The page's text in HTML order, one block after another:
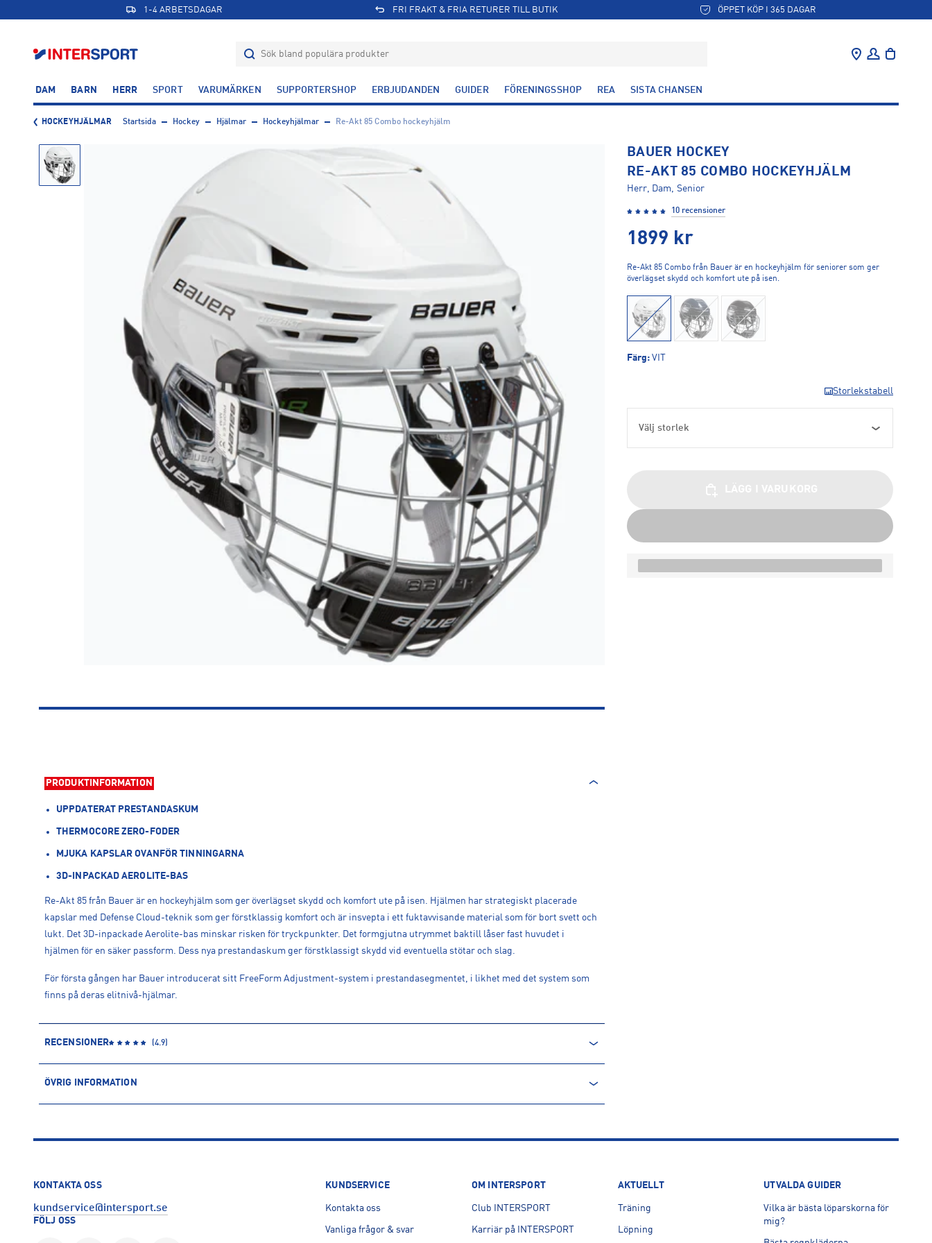
1-4 ARBETSDAGAR FRI FRAKT & FRIA RETURER TILL BUTIK ÖPPET KÖP I 365 DAGAR
DAM BARN HERR SPORT VARUMÄRKEN SUPPORTERSHOP ERBJUDANDEN GUIDER FÖRENINGSSHOP REA SISTA CHANSEN
HOCKEYHJÄLMAR Startsida Hockey Hjälmar Hockeyhjälmar Re-Akt 85 Combo hockeyhjälm
BAUER HOCKEY
RE-AKT 85 COMBO HOCKEYHJÄLM
Herr, Dam, Senior
10 recensioner
1899 kr
Re-Akt 85 Combo från Bauer är en hockeyhjälm för seniorer som ger
överlägset skydd och komfort ute på isen.
Färg: VIT
Storlekstabell
Välj storlek
PRODUKTINFORMATION
UPPDATERAT PRESTANDASKUM
THERMOCORE ZERO-FODER
MJUKA KAPSLAR OVANFÖR TINNINGARNA
3D-INPACKAD AEROLITE-BAS
Re-Akt 85 från Bauer är en hockeyhjälm som ger överlägset skydd och komfort ute på isen. Hjälmen har strategiskt placerade
kapslar med Defense Cloud-teknik som ger förstklassig komfort och är insvepta i ett fuktavvisande material som för bort svett och
lukt. Det 3D-inpackade Aerolite-bas minskar risken för tryckpunkter. Det formgjutna utrymmet baktill låser fast huvudet i
hjälmen för en säker passform. Dess nya prestandaskum ger förstklassigt skydd vid eventuella stötar och slag.
För första gången har Bauer introducerat sitt FreeForm Adjustment-system i prestandasegmentet, i likhet med det system som
finns på deras elitnivå-hjälmar.
RECENSIONER (4.9)
ÖVRIG INFORMATION
Leverantörens produktnummer: 1060010
Tillverkaradress: Nellickvägen 24, 412 63, Göteborg, SE
KONTAKTA OSS
kundservice@intersport.se
FÖLJ OSS
KUNDSERVICE
Kontakta oss
Vanliga frågor & svar
OM INTERSPORT
Club INTERSPORT
Karriär på INTERSPORT
AKTUELLT
Träning
Löpning
UTVALDA GUIDER
Vilka är bästa löparskorna för
mig?